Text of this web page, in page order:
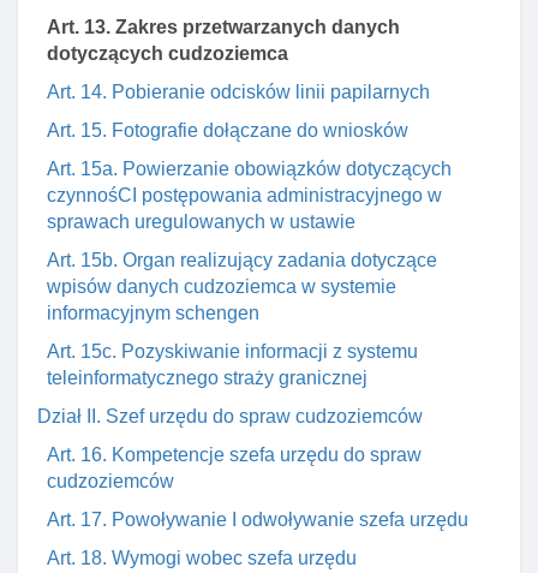
Art. 13. Zakres przetwarzanych danych
dotyczących cudzoziemca
Art. 14. Pobieranie odcisków linii papilarnych
Art. 15. Fotografie dołączane do wniosków
Art. 15a. Powierzanie obowiązków dotyczących
czynnośCI postępowania administracyjnego w
sprawach uregulowanych w ustawie
Art. 15b. Organ realizujący zadania dotyczące
wpisów danych cudzoziemca w systemie
informacyjnym schengen
Art. 15c. Pozyskiwanie informacji z systemu
teleinformatycznego straży granicznej
Dział II. Szef urzędu do spraw cudzoziemców
Art. 16. Kompetencje szefa urzędu do spraw
cudzoziemców
Art. 17. Powoływanie I odwoływanie szefa urzędu
Art. 18. Wymogi wobec szefa urzędu